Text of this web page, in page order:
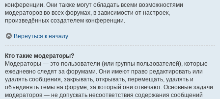
конференции. Они также могут обладать всеми возможностями
модераторов во всех форумах, в зависимости от настроек,
произведённых создателем конференции.
Вернуться к началу
Кто такие модераторы?
Модераторы — это пользователи (или группы пользователей), которые
ежедневно следят за форумами. Они имеют право редактировать или
удалять сообщения, закрывать, открывать, перемещать, удалять и
объединять темы на форуме, за который они отвечают. Основные задачи
модераторов — не допускать несоответствия содержания сообщений